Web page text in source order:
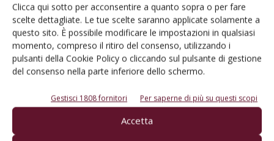
Clicca qui sotto per acconsentire a quanto sopra o per fare
scelte dettagliate. Le tue scelte saranno applicate solamente a
questo sito. È possibile modificare le impostazioni in qualsiasi
momento, compreso il ritiro del consenso, utilizzando i
pulsanti della Cookie Policy o cliccando sul pulsante di gestione
del consenso nella parte inferiore dello schermo.
Gestisci 1808 fornitori Per saperne di più su questi scopi
Accetta
Tecniche, prodotti e servizi dalle aziende